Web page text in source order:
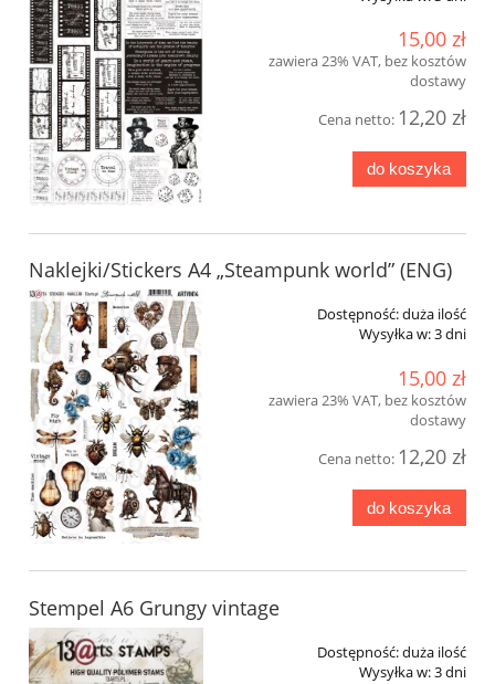
15,00 zł
zawiera 23% VAT, bez kosztów
dostawy
Cena netto: 12,20 zł
do koszyka
Naklejki/Stickers A4 „Steampunk world” (ENG)
Dostępność:duża ilość
Wysyłka w:3 dni
15,00 zł
zawiera 23% VAT, bez kosztów
dostawy
Cena netto: 12,20 zł
do koszyka
Stempel A6 Grungy vintage
Dostępność:duża ilość
Wysyłka w:3 dni